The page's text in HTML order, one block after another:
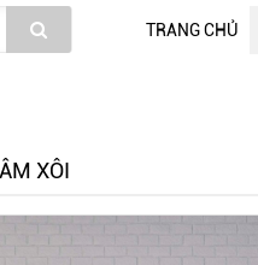
TRANG CHỦ
XÔI